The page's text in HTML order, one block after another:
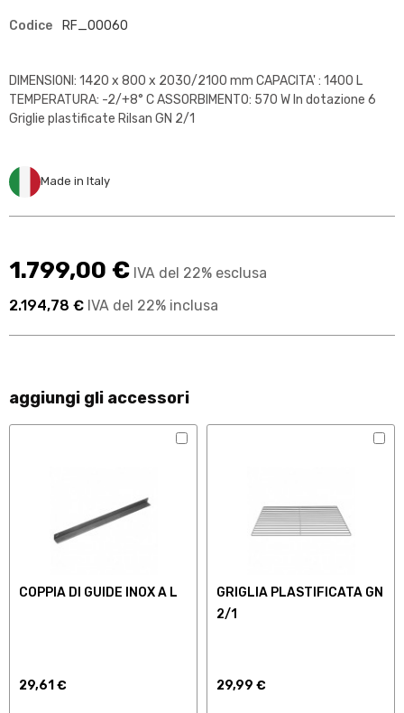
Codice RF_00060
DIMENSIONI: 1420 x 800 x 2030/2100 mm CAPACITA' : 1400 L
TEMPERATURA: -2/+8° C ASSORBIMENTO: 570 W In dotazione 6
Griglie plastificate Rilsan GN 2/1
Made in Italy
1.799,00 € IVA del 22% esclusa
2.194,78 € IVA del 22% inclusa
aggiungi gli accessori
COPPIA DI GUIDE INOX A L
29,61 €
GRIGLIA PLASTIFICATA GN
2/1
29,99 €